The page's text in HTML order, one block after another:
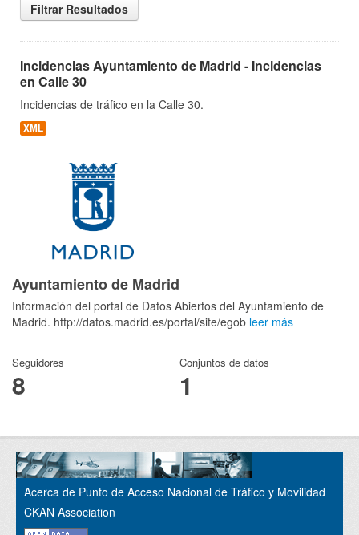
Filtrar Resultados
Incidencias Ayuntamiento de Madrid - Incidencias
en Calle 30
Incidencias de tráfico en la Calle 30.
XML
Ayuntamiento de Madrid
Información del portal de Datos Abiertos del Ayuntamiento de
Madrid. http://datos.madrid.es/portal/site/egob leer más
Seguidores
8
Conjuntos de datos
1
Acerca de Punto de Acceso Nacional de Tráfico y Movilidad
CKAN Association